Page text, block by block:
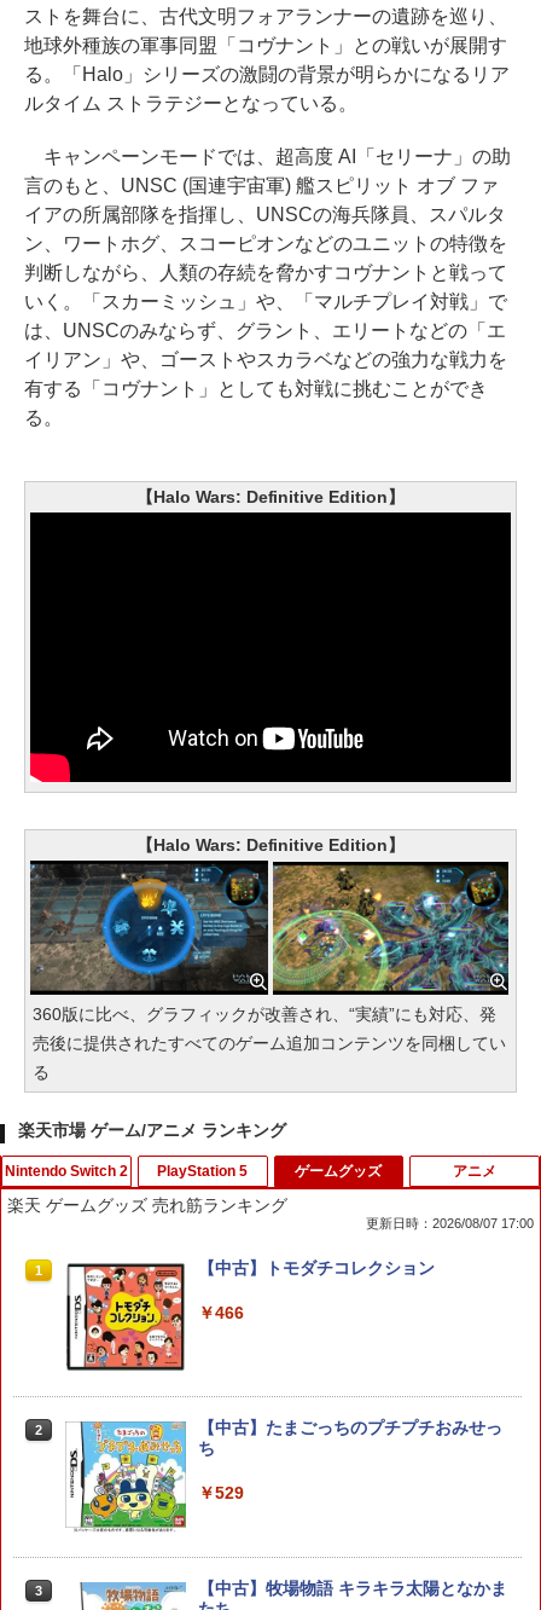
ストを舞台に、古代文明フォアランナーの遺跡を巡り、
地球外種族の軍事同盟「コヴナント」との戦いが展開す
る。「Halo」シリーズの激闘の背景が明らかになるリア
ルタイム ストラテジーとなっている。
キャンペーンモードでは、超高度 AI「セリーナ」の助
言のもと、UNSC (国連宇宙軍) 艦スピリット オブ ファ
イアの所属部隊を指揮し、UNSCの海兵隊員、スパルタ
ン、ワートホグ、スコーピオンなどのユニットの特徴を
判断しながら、人類の存続を脅かすコヴナントと戦って
いく。「スカーミッシュ」や、「マルチプレイ対戦」で
は、UNSCのみならず、グラント、エリートなどの「エ
イリアン」や、ゴーストやスカラベなどの強力な戦力を
有する「コヴナント」としても対戦に挑むことができ
る。
【Halo Wars: Definitive Edition】
【Halo Wars: Definitive Edition】
360版に比べ、グラフィックが改善され、“実績”にも対応、発
売後に提供されたすべてのゲーム追加コンテンツを同梱してい
る
楽天市場 ゲーム/アニメ ランキング
Nintendo Switch 2
1
【当店独自で＋P10倍★要エントリー】
ぬいポーチ for Nintendo Swich 2(ニン
￥6,150
コーエーテクモゲームス 真・三國無双2
￥6,640
PlayStation 5
1
PS5 スティックカバー コントローラー
ローラー / PS5 コントローラー / PS5 コ
￥630
￥1,079
ゲームグッズ
楽天 ゲームグッズ 売れ筋ランキング
更新日時：2026/08/07 17:00
1 【中古】トモダチコレクション
￥466
2
【中古】たまごっちのプチプチおみせっ
ち
￥529
3
【中古】牧場物語 キラキラ太陽となかま
アニメ